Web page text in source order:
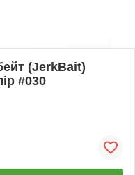
(JerkBait)
#030